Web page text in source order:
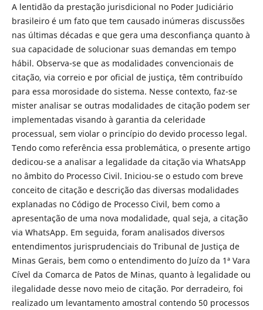
A lentidão da prestação jurisdicional no Poder Judiciário
brasileiro é um fato que tem causado inúmeras discussões
nas últimas décadas e que gera uma desconfiança quanto à
sua capacidade de solucionar suas demandas em tempo
hábil. Observa-se que as modalidades convencionais de
citação, via correio e por oficial de justiça, têm contribuído
para essa morosidade do sistema. Nesse contexto, faz-se
mister analisar se outras modalidades de citação podem ser
implementadas visando à garantia da celeridade
processual, sem violar o princípio do devido processo legal.
Tendo como referência essa problemática, o presente artigo
dedicou-se a analisar a legalidade da citação via WhatsApp
no âmbito do Processo Civil. Iniciou-se o estudo com breve
conceito de citação e descrição das diversas modalidades
explanadas no Código de Processo Civil, bem como a
apresentação de uma nova modalidade, qual seja, a citação
via WhatsApp. Em seguida, foram analisados diversos
entendimentos jurisprudenciais do Tribunal de Justiça de
Minas Gerais, bem como o entendimento do Juízo da 1ª Vara
Cível da Comarca de Patos de Minas, quanto à legalidade ou
ilegalidade desse novo meio de citação. Por derradeiro, foi
realizado um levantamento amostral contendo 50 processos